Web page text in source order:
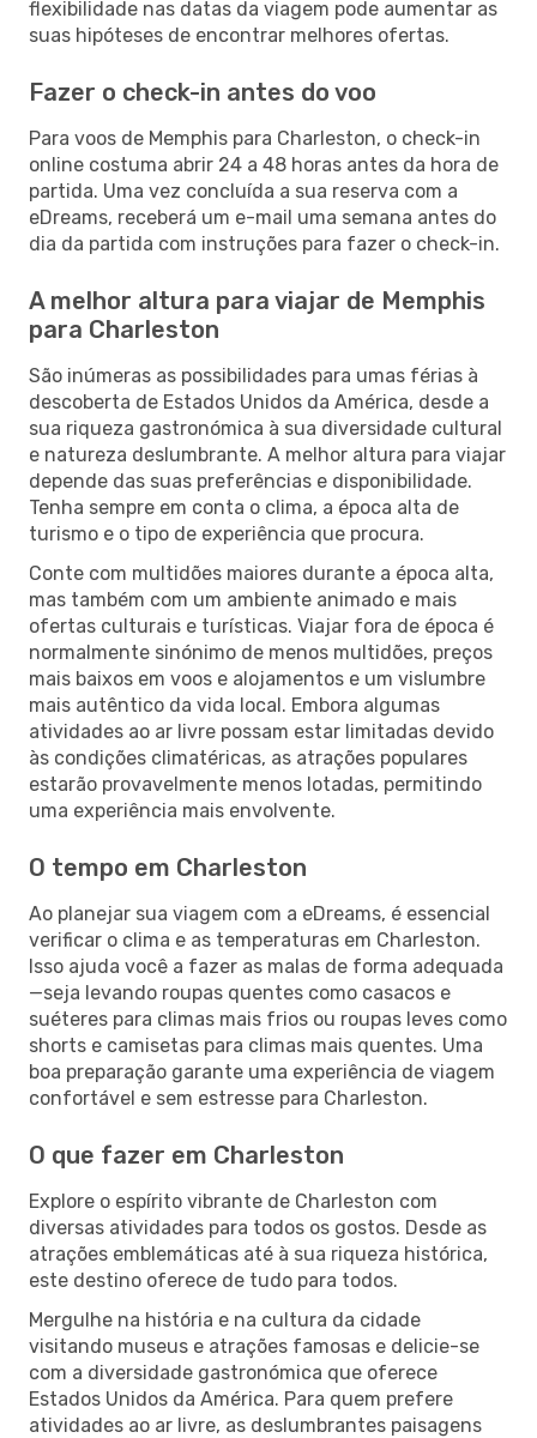
flexibilidade nas datas da viagem pode aumentar as
suas hipóteses de encontrar melhores ofertas.
Fazer o check-in antes do voo
Para voos de Memphis para Charleston, o check-in
online costuma abrir 24 a 48 horas antes da hora de
partida. Uma vez concluída a sua reserva com a
eDreams, receberá um e-mail uma semana antes do
dia da partida com instruções para fazer o check-in.
A melhor altura para viajar de Memphis
para Charleston
São inúmeras as possibilidades para umas férias à
descoberta de Estados Unidos da América, desde a
sua riqueza gastronómica à sua diversidade cultural
e natureza deslumbrante. A melhor altura para viajar
depende das suas preferências e disponibilidade.
Tenha sempre em conta o clima, a época alta de
turismo e o tipo de experiência que procura.
Conte com multidões maiores durante a época alta,
mas também com um ambiente animado e mais
ofertas culturais e turísticas. Viajar fora de época é
normalmente sinónimo de menos multidões, preços
mais baixos em voos e alojamentos e um vislumbre
mais autêntico da vida local. Embora algumas
atividades ao ar livre possam estar limitadas devido
às condições climatéricas, as atrações populares
estarão provavelmente menos lotadas, permitindo
uma experiência mais envolvente.
O tempo em Charleston
Ao planejar sua viagem com a eDreams, é essencial
verificar o clima e as temperaturas em Charleston.
Isso ajuda você a fazer as malas de forma adequada
—seja levando roupas quentes como casacos e
suéteres para climas mais frios ou roupas leves como
shorts e camisetas para climas mais quentes. Uma
boa preparação garante uma experiência de viagem
confortável e sem estresse para Charleston.
O que fazer em Charleston
Explore o espírito vibrante de Charleston com
diversas atividades para todos os gostos. Desde as
atrações emblemáticas até à sua riqueza histórica,
este destino oferece de tudo para todos.
Mergulhe na história e na cultura da cidade
visitando museus e atrações famosas e delicie-se
com a diversidade gastronómica que oferece
Estados Unidos da América. Para quem prefere
atividades ao ar livre, as deslumbrantes paisagens